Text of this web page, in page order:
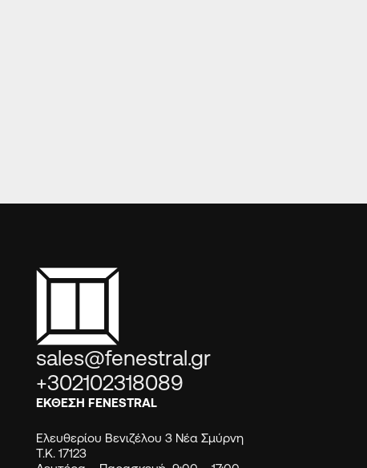
sales@fenestral.gr
+302102318089
ΕΚΘΕΣΗ FENESTRAL
Ελευθερίου Βενιζέλου 3 Νέα Σμύρνη
Τ.Κ. 17123